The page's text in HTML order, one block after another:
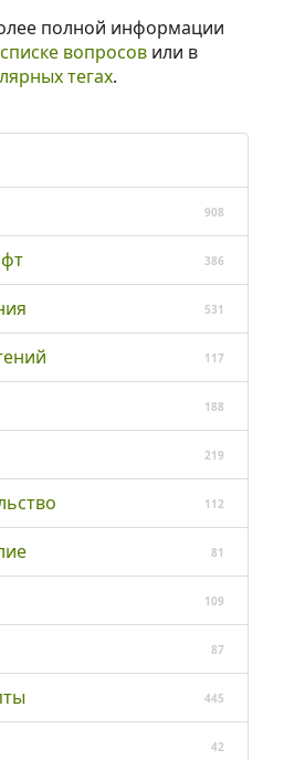
полной информации
списке вопросовили в
тегах.
908
386
531
117
188
219
112
81
109
87
445
42